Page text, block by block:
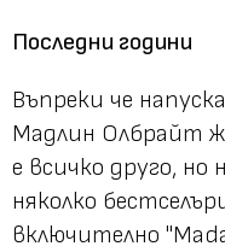
Последни години
Въпреки че
Мадлин Олбрайт
е всичко друго, но
няколко
включително